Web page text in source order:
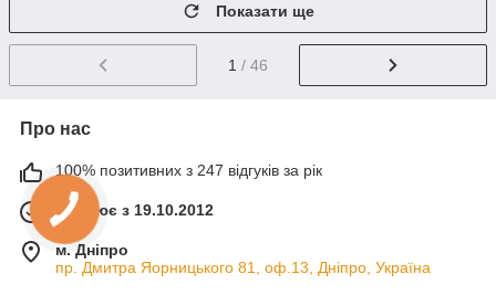
Показати ще
1 / 46
Про нас
100% позитивних з 247 відгуків за рік
Працює з 19.10.2012
м. Дніпро
пр. Дмитра Яорницького 81, оф.13, Дніпро, Україна